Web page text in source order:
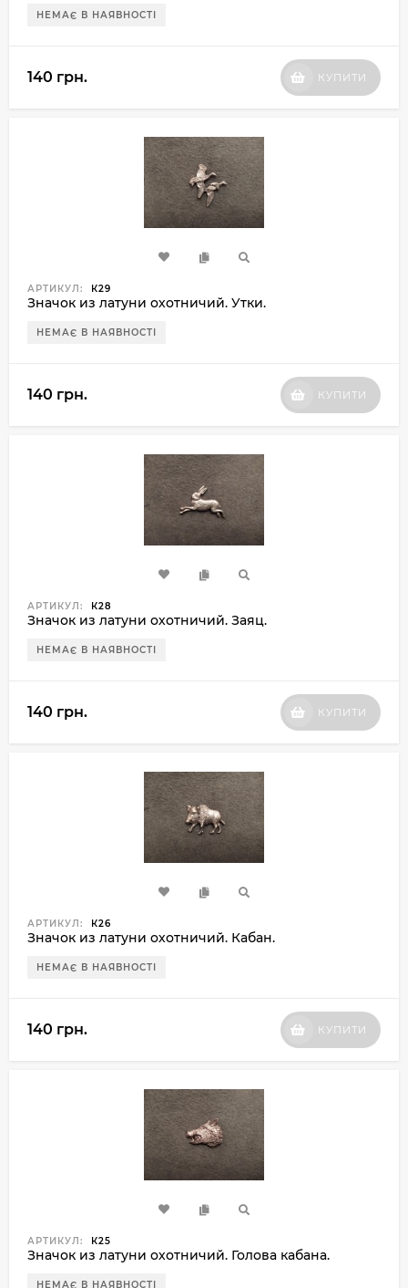
НЕМАЄ В НАЯВНОСТІ
140 грн. КУПИТИ
АРТИКУЛ: К29
Значок из латуни охотничий. Утки.
НЕМАЄ В НАЯВНОСТІ
140 грн. КУПИТИ
АРТИКУЛ: К28
Значок из латуни охотничий. Заяц.
НЕМАЄ В НАЯВНОСТІ
140 грн. КУПИТИ
АРТИКУЛ: К26
Значок из латуни охотничий. Кабан.
НЕМАЄ В НАЯВНОСТІ
140 грн. КУПИТИ
АРТИКУЛ: К25
Значок из латуни охотничий. Голова кабана.
НЕМАЄ В НАЯВНОСТІ